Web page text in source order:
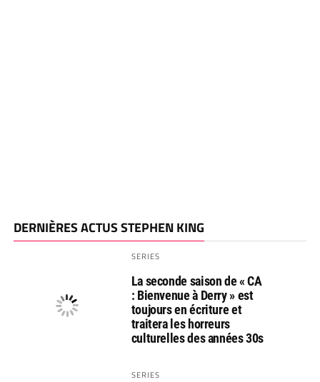
DERNIÈRES ACTUS STEPHEN KING
SERIES
La seconde saison de « CA
: Bienvenue à Derry » est
toujours en écriture et
traitera les horreurs
culturelles des années 30s
SERIES